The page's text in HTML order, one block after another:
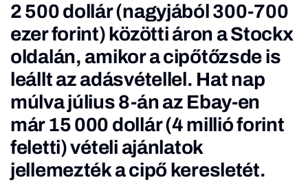
2 500 dollár (nagyjából 300-700
ezer forint) közötti áron a Stockx
oldalán, amikor a cipőtőzsde is
leállt az adásvétellel. Hat nap
múlva július 8-án az Ebay-en
már 15 000 dollár (4 millió forint
feletti) vételi ajánlatok
jellemezték a cipő keresletét.